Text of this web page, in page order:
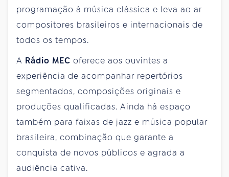
programação à música clássica e leva ao ar
compositores brasileiros e internacionais de
todos os tempos.
A Rádio MEC oferece aos ouvintes a
experiência de acompanhar repertórios
segmentados, composições originais e
produções qualificadas. Ainda há espaço
também para faixas de jazz e música popular
brasileira, combinação que garante a
conquista de novos públicos e agrada a
audiência cativa.